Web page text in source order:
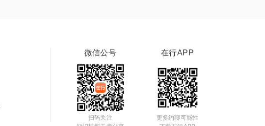
微信公号
扫码关注
在行APP
更多约聊可能性